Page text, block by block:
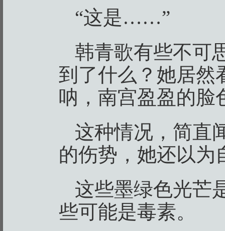
“这是……”
韩青歌有些不可
到了什么？她居然
呐，南宫盈盈的脸
这种情况，简直
的伤势，她还以为
这些墨绿色光芒
些可能是毒素。